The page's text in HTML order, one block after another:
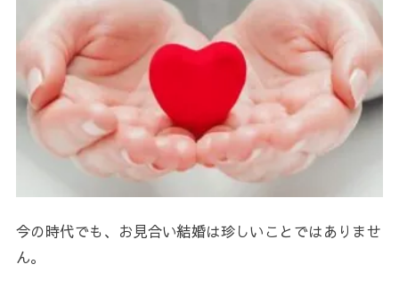
今の時代でも、お見合い結婚は珍しいことではありませ
ん。